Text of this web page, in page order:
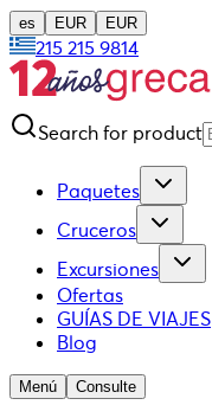
es EUR EUR
215 215 9814
Search for product
Paquetes
Cruceros
Excursiones
Ofertas
GUÍAS DE VIAJES
Blog
Menú Consulte